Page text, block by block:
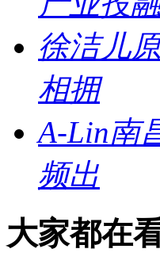
徐洁儿
相拥
A-Lin南
频出
大家都在